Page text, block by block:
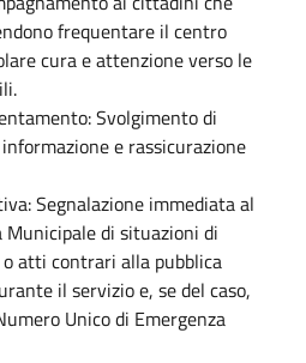
frequentare il centro
cura e attenzione verso le
Svolgimento di
e rassicurazione
Segnalazione immediata al
Municipale di situazioni di
atti contrari alla pubblica
il servizio e, se del caso,
Unico di Emergenza